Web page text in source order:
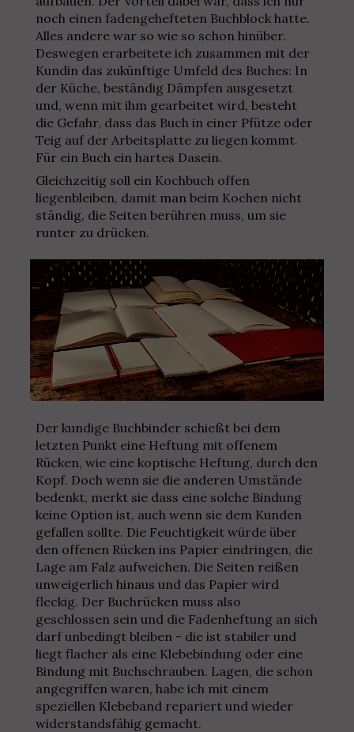
noch einen fadengehefteten Buchblock hatte.
Alles andere war so wie so schon hinüber.
Deswegen erarbeitete ich zusammen mit der
Kundin das zukünftige Umfeld des Buches: In
der Küche, beständig Dämpfen ausgesetzt
und, wenn mit ihm gearbeitet wird, besteht
die Gefahr, dass das Buch in einer Pfütze oder
Teig auf der Arbeitsplatte zu liegen kommt.
Für ein Buch ein hartes Dasein.
Gleichzeitig soll ein Kochbuch offen
liegenbleiben, damit man beim Kochen nicht
ständig, die Seiten berühren muss, um sie
runter zu drücken.
Der kundige Buchbinder schießt bei dem
letzten Punkt eine Heftung mit offenem
Rücken, wie eine koptische Heftung, durch den
Kopf. Doch wenn sie die anderen Umstände
bedenkt, merkt sie dass eine solche Bindung
keine Option ist, auch wenn sie dem Kunden
gefallen sollte. Die Feuchtigkeit würde über
den offenen Rücken ins Papier eindringen, die
Lage am Falz aufweichen. Die Seiten reißen
unweigerlich hinaus und das Papier wird
fleckig. Der Buchrücken muss also
geschlossen sein und die Fadenheftung an sich
darf unbedingt bleiben - die ist stabiler und
liegt flacher als eine Klebebindung oder eine
Bindung mit Buchschrauben. Lagen, die schon
angegriffen waren, habe ich mit einem
speziellen Klebeband repariert und wieder
widerstandsfähig gemacht.